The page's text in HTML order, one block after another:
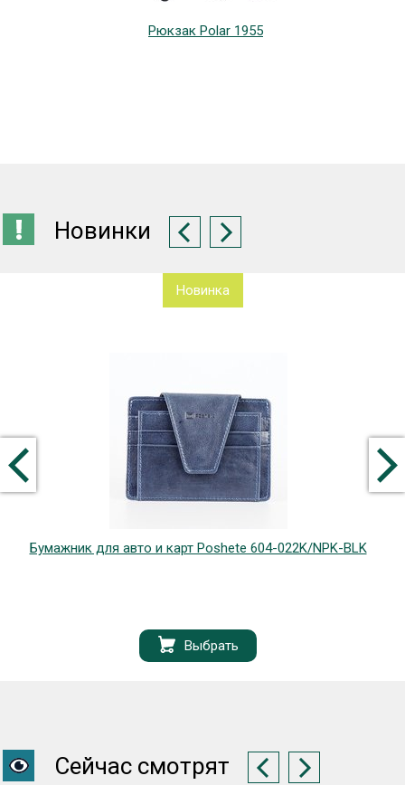
Рюкзак Polar 1955
Новинки
Новинка
Бумажник для авто и карт Poshete 604-022K/NPK-BLK
Выбрать
Сейчас смотрят